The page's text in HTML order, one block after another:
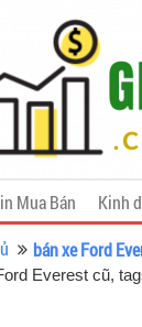
Mua Bán Kinh
bán xe Ford
Everest cũ,